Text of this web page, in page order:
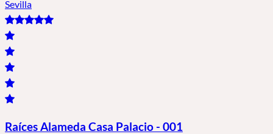
Sevilla
Raíces Alameda Casa Palacio - 001